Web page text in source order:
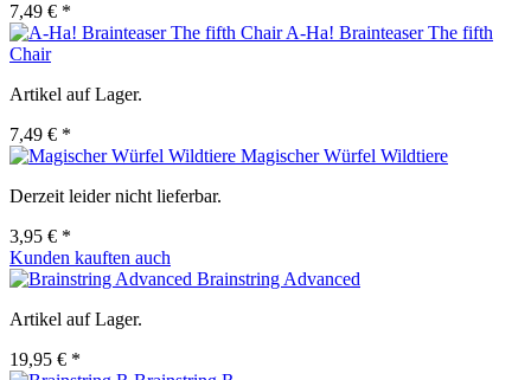
7,49 € *
A-Ha! Brainteaser The fifth
Chair
Artikel auf Lager.
7,49 € *
Magischer Würfel Wildtiere
Derzeit leider nicht lieferbar.
3,95 € *
Kunden kauften auch
Brainstring Advanced
Artikel auf Lager.
19,95 € *